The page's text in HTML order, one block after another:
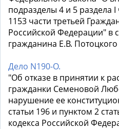
подразделы 4 и 5 раздела
1153 части третьей
Российской Федерации" в
гражданина Е.В. Потоцкого
Дело N190-О.
"Об отказе в принятии к
гражданки Семеновой
нарушение ее
статьи 196 и пунктом 2
кодекса Российской